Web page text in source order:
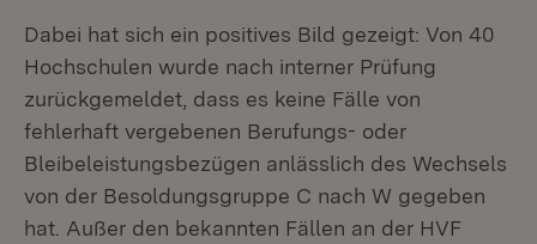
Dabei hat sich ein positives Bild gezeigt: Von 40
Hochschulen wurde nach interner Prüfung
zurückgemeldet, dass es keine Fälle von
fehlerhaft vergebenen Berufungs- oder
Bleibeleistungsbezügen anlässlich des Wechsels
von der Besoldungsgruppe C nach W gegeben
hat. Außer den bekannten Fällen an der HVF